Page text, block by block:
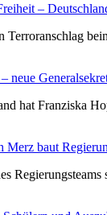
–
Terroranschlag
neue
hat Franziska
Merz baut